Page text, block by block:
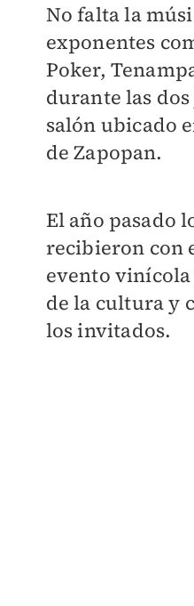
No falta la
exponentes
Poker,
durante las
salón ubicado
de Zapopan.
El año pasado
recibieron con
evento
de la cultura y
los invitados.